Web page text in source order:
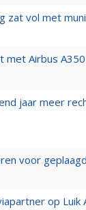
zat vol met
met Airbus
jaar meer
voor
op Luik